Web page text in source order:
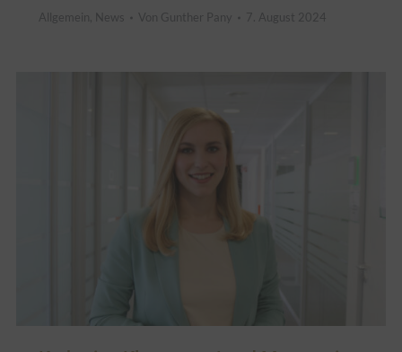
Allgemein, News Von Gunther Pany 7. August 2024